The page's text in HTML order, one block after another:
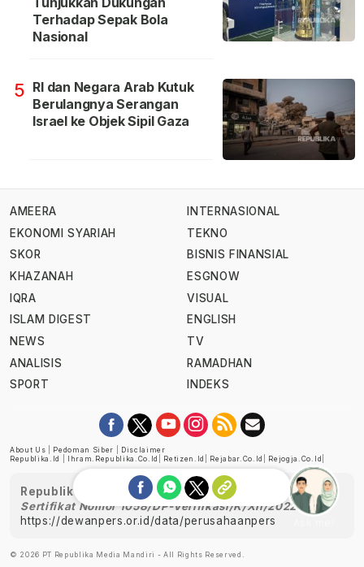
Terhadap Sepak Bola
Nasional
5 RI dan Negara Arab Kutuk
Berulangnya Serangan
Israel ke Objek Sipil Gaza
AMEERA
EKONOMI SYARIAH
SKOR
KHAZANAH
IQRA
ISLAM DIGEST
NEWS
ANALISIS
SPORT
INTERNASIONAL
TEKNO
BISNIS FINANSIAL
ESGNOW
VISUAL
ENGLISH
TV
RAMADHAN
INDEKS
About Us Pedoman Siber
Disclaimer
Republika.id
Ihram.republika.co.id Retizen.id Rejabar.co.id Rejogja.co.id
Republika telah diverifikasi oleh Dewan Pers
Sertifikat Nomor 1058/DP-Verifikasi/K/XII/2022
https://dewanpers.or.id/data/perusahaanpers
© 2026 PT Republika Media Mandiri - All Rights Reserved.